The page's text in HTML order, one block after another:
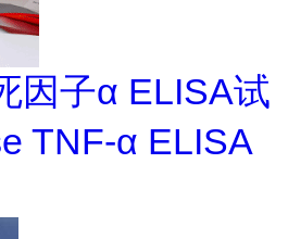
因子α ELISA试
TNF-α ELISA